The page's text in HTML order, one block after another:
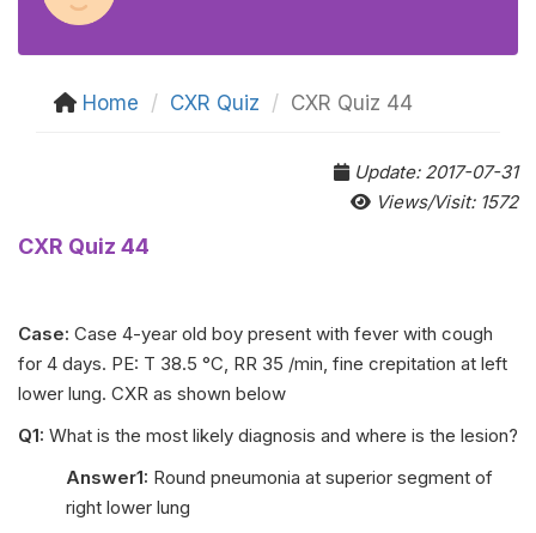
Home CXR Quiz CXR Quiz 44
Update: 2017-07-31
Views/Visit: 1572
CXR Quiz 44
Case: Case 4-year old boy present with fever with cough
for 4 days. PE: T 38.5 °C, RR 35 /min, fine crepitation at left
lower lung. CXR as shown below
Q1: What is the most likely diagnosis and where is the lesion?
Answer1: Round pneumonia at superior segment of
right lower lung